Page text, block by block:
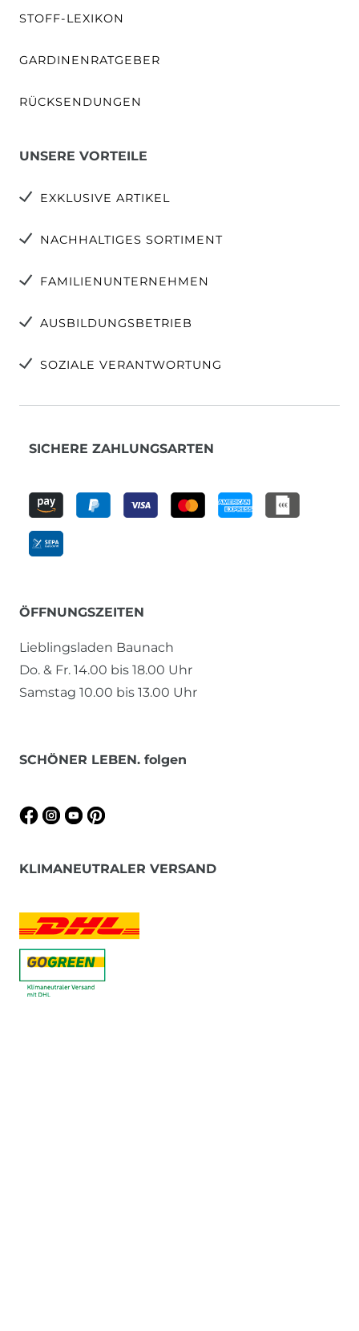
STOFF-LEXIKON
GARDINENRATGEBER
RÜCKSENDUNGEN
UNSERE VORTEILE
EXKLUSIVE ARTIKEL
NACHHALTIGES SORTIMENT
FAMILIENUNTERNEHMEN
AUSBILDUNGSBETRIEB
SOZIALE VERANTWORTUNG
SICHERE ZAHLUNGSARTEN
ÖFFNUNGSZEITEN
Lieblingsladen Baunach
Do. & Fr. 14.00 bis 18.00 Uhr
Samstag 10.00 bis 13.00 Uhr
SCHÖNER LEBEN. folgen
KLIMANEUTRALER VERSAND